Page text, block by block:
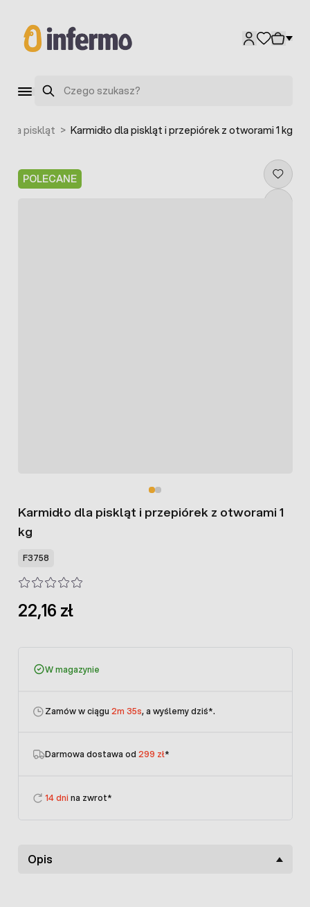
Szukaj
dla piskląt > Karmidło dla piskląt i przepiórek z otworami 1 kg
POLECANE
Karmidło dla piskląt i przepiórek z otworami 1
kg
F3758
22,16 zł
W magazynie
Zamów w ciągu 2m 35s, a wyślemy dziś*.
Darmowa dostawa od 299 zł*
14 dni na zwrot*
Opis